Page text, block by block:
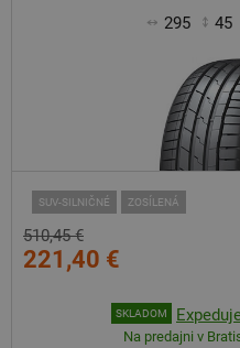
295 45
SUV-SILNIČNÉ ZOSÍLENÁ
510,45 €
221,40 €
SKLADOM
Na predajni v